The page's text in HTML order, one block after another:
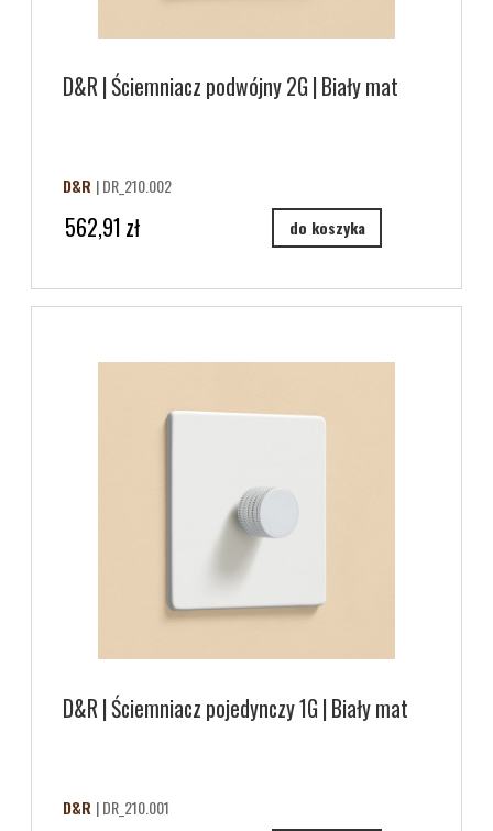
D&R | Ściemniacz podwójny 2G | Biały mat
D&R | DR_210.002
562,91 zł do koszyka
D&R | Ściemniacz pojedynczy 1G | Biały mat
D&R | DR_210.001